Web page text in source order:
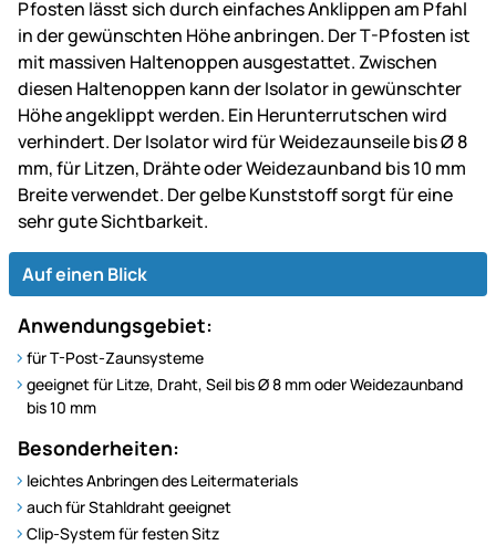
Pfosten lässt sich durch einfaches Anklippen am Pfahl
in der gewünschten Höhe anbringen. Der T-Pfosten ist
mit massiven Haltenoppen ausgestattet. Zwischen
diesen Haltenoppen kann der Isolator in gewünschter
Höhe angeklippt werden. Ein Herunterrutschen wird
verhindert. Der Isolator wird für Weidezaunseile bis Ø 8
mm, für Litzen, Drähte oder Weidezaunband bis 10 mm
Breite verwendet. Der gelbe Kunststoff sorgt für eine
sehr gute Sichtbarkeit.
Auf einen Blick
Anwendungsgebiet:
für T-Post-Zaunsysteme
geeignet für Litze, Draht, Seil bis Ø 8 mm oder Weidezaunband
bis 10 mm
Besonderheiten:
leichtes Anbringen des Leitermaterials
auch für Stahldraht geeignet
Clip-System für festen Sitz